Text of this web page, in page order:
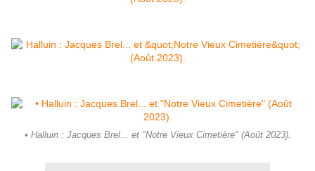
• Halluin : Jacques Brel... et "Notre Vieux Cimetière" (Août 2023).